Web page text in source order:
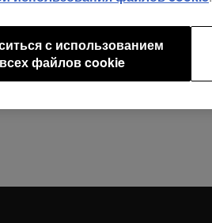
с использованием
всех файлов cookie